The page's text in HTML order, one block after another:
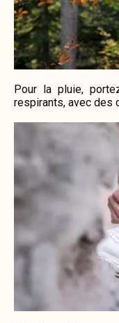
Pour la pluie,
respirants, avec des